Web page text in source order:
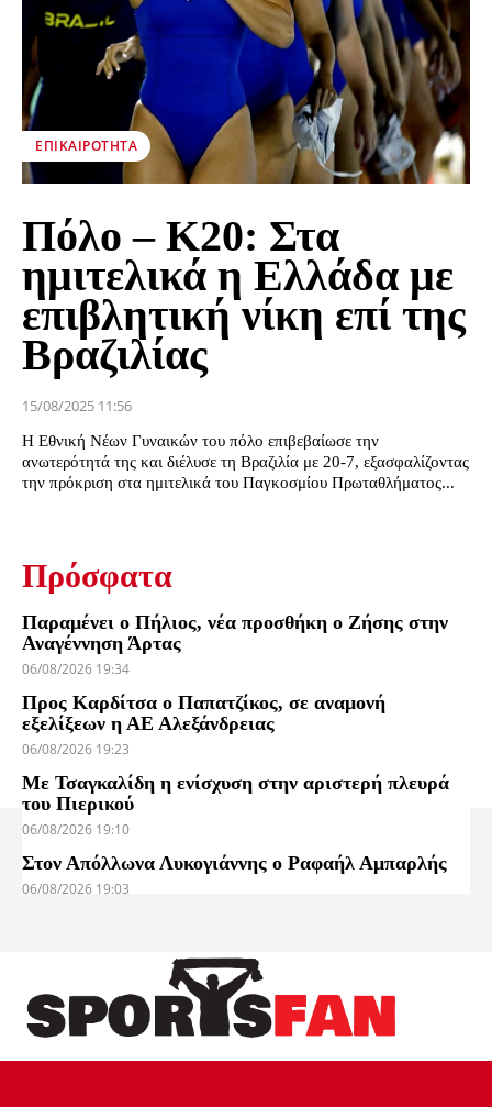
ΕΠΙΚΑΙΡΌΤΗΤΑ
Πόλο – Κ20: Στα
ημιτελικά η Ελλάδα με
επιβλητική νίκη επί της
Βραζιλίας
15/08/2025 11:56
Η Εθνική Νέων Γυναικών του πόλο επιβεβαίωσε την
ανωτερότητά της και διέλυσε τη Βραζιλία με 20-7, εξασφαλίζοντας
την πρόκριση στα ημιτελικά του Παγκοσμίου Πρωταθλήματος...
Πρόσφατα
Παραμένει ο Πήλιος, νέα προσθήκη ο Ζήσης στην
Αναγέννηση Άρτας
06/08/2026 19:34
Προς Καρδίτσα ο Παπατζίκος, σε αναμονή
εξελίξεων η ΑΕ Αλεξάνδρειας
06/08/2026 19:23
Με Τσαγκαλίδη η ενίσχυση στην αριστερή πλευρά
του Πιερικού
06/08/2026 19:10
Στον Απόλλωνα Λυκογιάννης ο Ραφαήλ Αμπαρλής
06/08/2026 19:03